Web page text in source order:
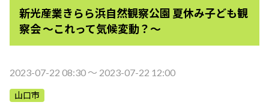
自然環境を守る
生活環境を守る（大気・水）
新光産業きらら浜自然観察公園 夏休み子ども観
察会 ～これって気候変動？～
2023-07-22 08:30 〜 2023-07-22 12:00
山口市